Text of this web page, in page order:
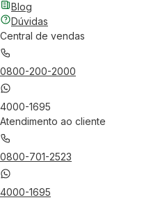
Blog
Dúvidas
Central de vendas
0800-200-2000
4000-1695
Atendimento ao cliente
0800-701-2523
4000-1695